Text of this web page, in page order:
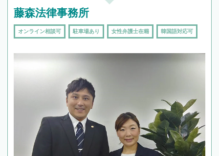
藤森法律事務所
オンライン相談可 駐車場あり 女性弁護士在籍 韓国語対応可